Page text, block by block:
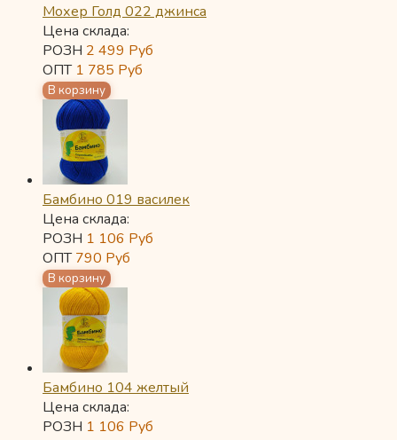
Мохер Голд 022 джинса
Цена склада:
РОЗН 2 499 Руб
ОПТ 1 785 Руб
Бамбино 019 василек
Цена склада:
РОЗН 1 106 Руб
ОПТ790 Руб
Бамбино 104 желтый
Цена склада:
РОЗН 1 106 Руб